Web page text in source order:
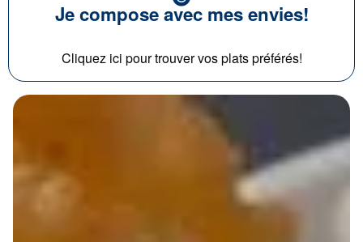
Je compose avec mes envies!
Cliquez ici pour trouver vos plats préférés!